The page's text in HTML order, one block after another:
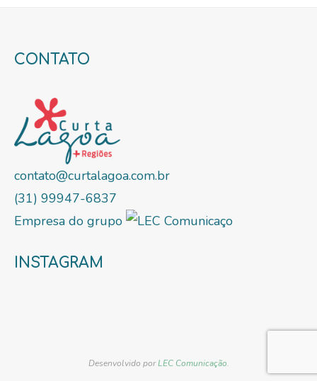
CONTATO
contato@curtalagoa.com.br
(31) 99947-6837
Empresa do grupo
INSTAGRAM
Desenvolvido porLEC Comunicação.